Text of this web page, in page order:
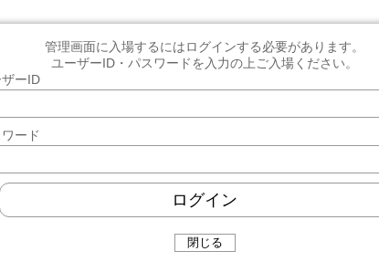
管理画面に入場するにはログインする必要があります。
ユーザーID・パスワードを入力の上ご入場ください。
ーID
ード